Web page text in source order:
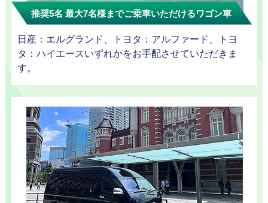
観光タクシー
成
田
推奨5名 最大7名様までご乗車いただけるワゴン車
日産：エルグランド、トヨタ：アルファード、トヨ
タ：ハイエースいずれかをお手配させていただきま
す。